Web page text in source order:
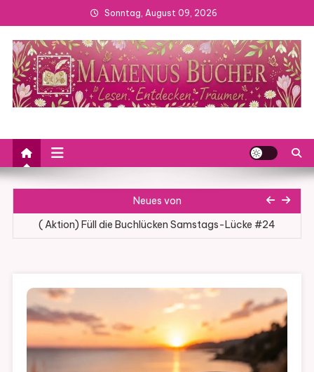
to
content
Sonntag, August 09, 2026
Neues von
Wenn das Leben nach Aufmerksamkeit ruft
( AKTION ) COVER WEDNESDAY# 128
( Aktion) Füll die Buchlücken Samstags-Lücke #24
Wenn das Leben nach Aufmerksamkeit ruft